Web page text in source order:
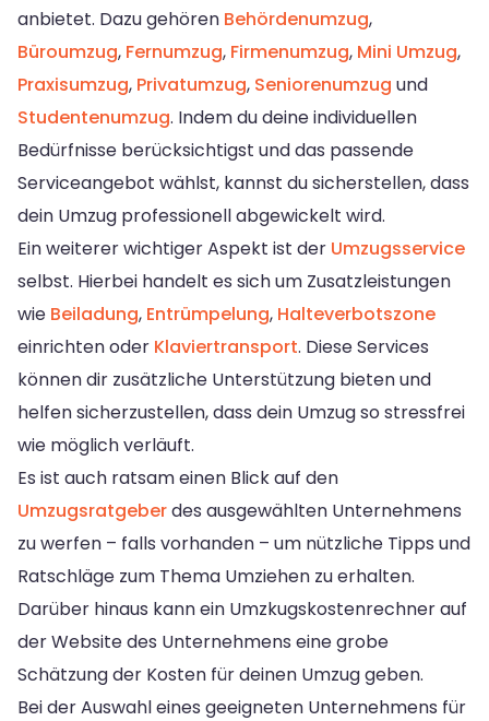
anbietet. Dazu gehören Behördenumzug,
Büroumzug, Fernumzug, Firmenumzug, Mini Umzug,
Praxisumzug, Privatumzug, Seniorenumzug und
Studentenumzug. Indem du deine individuellen
Bedürfnisse berücksichtigst und das passende
Serviceangebot wählst, kannst du sicherstellen, dass
dein Umzug professionell abgewickelt wird.
Ein weiterer wichtiger Aspekt ist der Umzugsservice
selbst. Hierbei handelt es sich um Zusatzleistungen
wie Beiladung, Entrümpelung, Halteverbotszone
einrichten oder Klaviertransport. Diese Services
können dir zusätzliche Unterstützung bieten und
helfen sicherzustellen, dass dein Umzug so stressfrei
wie möglich verläuft.
Es ist auch ratsam einen Blick auf den
Umzugsratgeberdes ausgewählten Unternehmens
zu werfen – falls vorhanden – um nützliche Tipps und
Ratschläge zum Thema Umziehen zu erhalten.
Darüber hinaus kann ein Umzkugskostenrechner auf
der Website des Unternehmens eine grobe
Schätzung der Kosten für deinen Umzug geben.
Bei der Auswahl eines geeigneten Unternehmens für